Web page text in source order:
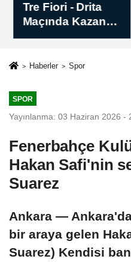
Tre Fiori - Drita
Maçında Kazanan
Belli Oldu! İşte
Haberler Spor
SPOR
Yayınlanma: 03 Haziran 2026 -
Fenerbahçe
Hakan Safi'nin
Suarez
Ankara —
bir araya gelen
Suarez) Kendisi